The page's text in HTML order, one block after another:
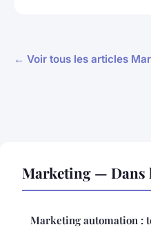
← Voir tous les articles
Marketing — Dans
Marketing automation :